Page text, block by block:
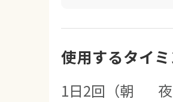
使用するタイ
1日2回 （朝 ☀️ 夜